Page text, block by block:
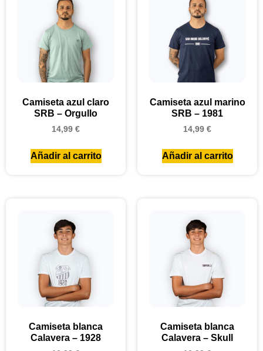
Camiseta azul claro
SRB – Orgullo
14,99 €
Añadir al carrito
Camiseta azul marino
SRB – 1981
14,99 €
Añadir al carrito
Camiseta blanca
Calavera – 1928
Camiseta blanca
Calavera – Skull